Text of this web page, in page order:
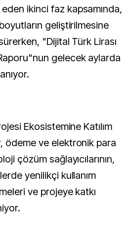
ikinci faz kapsamında,
geliştirilmesine
"Dijital Türk Lirası
gelecek aylarda
Ekosistemine Katılım
ödeme ve elektronik para
çözüm sağlayıcılarının,
yenilikçi kullanım
ve projeye katkı